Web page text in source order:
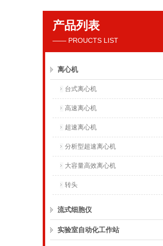
贝克曼库尔特国际贸易（上海）有限公司
产品列表
—— PROUCTS LIST
离心机
台式离心机
高速离心机
超速离心机
分析型超速离心机
大容量高效离心机
转头
流式细胞仪
实验室自动化工作站